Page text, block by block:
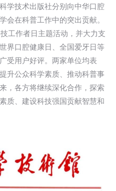
学技术出版社分别向中华口腔
会在科普工作中的突出贡献。
工作者日主题活动，并大力支
界口腔健康日、全国爱牙日等
受用户好评。两家单位均表
升公众科学素质、推动科普事
，各方将继续深化合作，探索
质、建设科技强国贡献智慧和